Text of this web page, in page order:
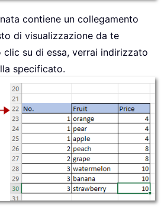
contiene un collegamento
di visualizzazione da te
clic su di essa, verrai indirizzato
specificato.